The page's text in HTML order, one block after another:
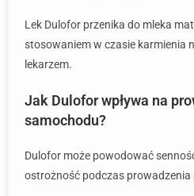
Lek Dulofor przenika do mleka
stosowaniem w czasie karmienia
lekarzem.
Jak Dulofor wpływa na
samochodu?
Dulofor może powodować
ostrożność podczas prowadzenia